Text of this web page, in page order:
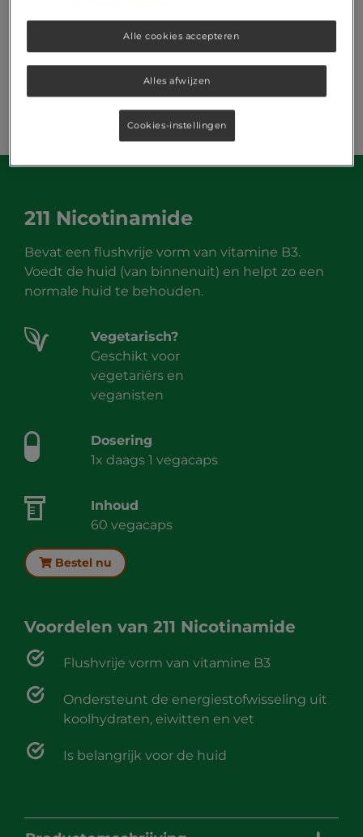
211 Nicotinamide
Bevat een flushvrije vorm van vitamine B3.
Voedt de huid (van binnenuit) en helpt zo een
normale huid te behouden.
Vegetarisch?
Geschikt voor
vegetariërs en
veganisten
Dosering
1x daags 1 vegacaps
Inhoud
60 vegacaps
Bestel nu
Voordelen van 211 Nicotinamide
Flushvrije vorm van vitamine B3
Ondersteunt de energiestofwisseling uit
koolhydraten, eiwitten en vet
Is belangrijk voor de huid
Alles afwijzen
Alle cookies accepteren
Cookies-instellingen